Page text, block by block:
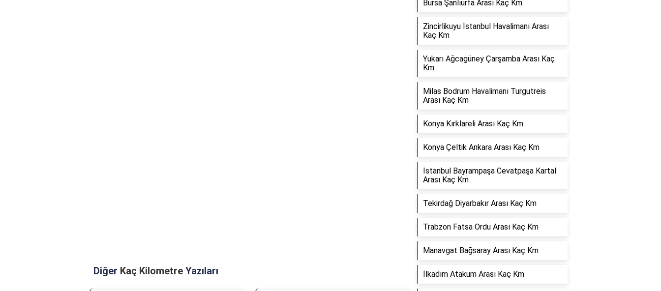
Diğer Kaç Kilometre Yazıları
Bursa Şanlıurfa Arası Kaç Km
Zincirlikuyu İstanbul Havalimanı Arası
Kaç Km
Yukarı Ağcagüney Çarşamba Arası Kaç
Km
Milas Bodrum Havalimanı Turgutreis
Arası Kaç Km
Konya Kırklareli Arası Kaç Km
Konya Çeltik Ankara Arası Kaç Km
İstanbul Bayrampaşa Cevatpaşa Kartal
Arası Kaç Km
Tekirdağ Diyarbakır Arası Kaç Km
Trabzon Fatsa Ordu Arası Kaç Km
Manavgat Bağsaray Arası Kaç Km
İlkadım Atakum Arası Kaç Km